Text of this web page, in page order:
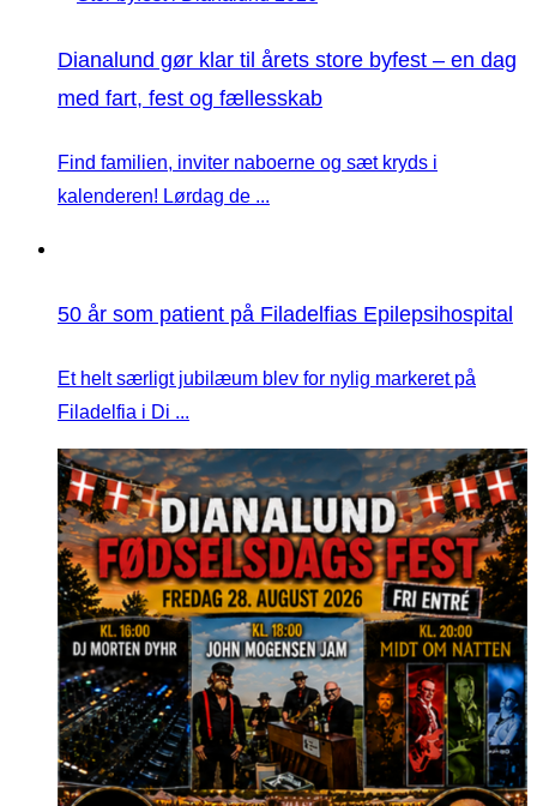
Dianalund gør klar til årets store byfest – en dag
med fart, fest og fællesskab
Find familien, inviter naboerne og sæt kryds i
kalenderen! Lørdag de ...
50 år som patient på Filadelfias Epilepsihospital
Et helt særligt jubilæum blev for nylig markeret på
Filadelfia i Di ...